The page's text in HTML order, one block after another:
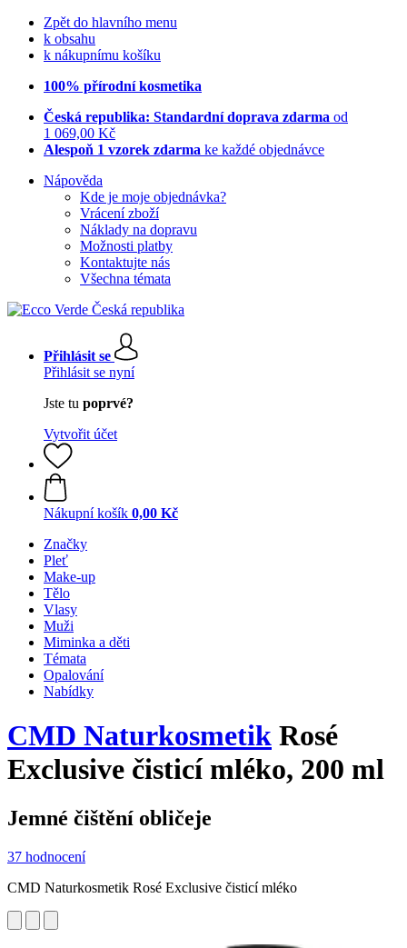
Zpět do hlavního menu
k obsahu
k nákupnímu košíku
100% přírodní kosmetika
Česká republika: Standardní doprava zdarma od
1 069,00 Kč
Alespoň 1 vzorek zdarma ke každé objednávce
Nápověda
Kde je moje objednávka?
Vrácení zboží
Náklady na dopravu
Možnosti platby
Kontaktujte nás
Všechna témata
Přihlásit se
Přihlásit se nyní
Jste tu poprvé?
Vytvořit účet
Nákupní košík 0,00 Kč
Značky
Pleť
Make-up
Tělo
Vlasy
Muži
Miminka a děti
Témata
Opalování
Nabídky
CMD Naturkosmetik Rosé
Exclusive čisticí mléko, 200 ml
Jemné čištění obličeje
37 hodnocení
CMD Naturkosmetik Rosé Exclusive čisticí mléko